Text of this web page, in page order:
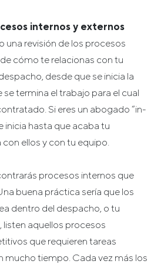
internos y externos
una revisión de los procesos
cómo te relacionas con tu
desde que se inicia la
se termina el trabajo para el cual
Si eres un abogado “in-
inicia hasta que acaba tu
ellos y con tu equipo.
procesos internos que
buena práctica sería que los
dentro del despacho, o tu
listen aquellos procesos
que requieren tareas
mucho tiempo. Cada vez más los